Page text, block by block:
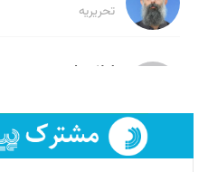
تحریریه
لیلا حنارود
فائزه فتحی رستمی